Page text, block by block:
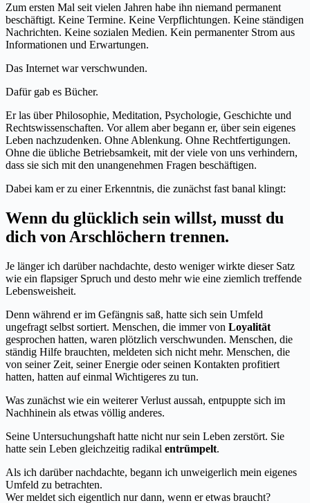
Zum ersten Mal seit vielen Jahren habe ihn niemand permanent
beschäftigt. Keine Termine. Keine Verpflichtungen. Keine ständigen
Nachrichten. Keine sozialen Medien. Kein permanenter Strom aus
Informationen und Erwartungen.
Das Internet war verschwunden.
Dafür gab es Bücher.
Er las über Philosophie, Meditation, Psychologie, Geschichte und
Rechtswissenschaften. Vor allem aber begann er, über sein eigenes
Leben nachzudenken. Ohne Ablenkung. Ohne Rechtfertigungen.
Ohne die übliche Betriebsamkeit, mit der viele von uns verhindern,
dass sie sich mit den unangenehmen Fragen beschäftigen.
Dabei kam er zu einer Erkenntnis, die zunächst fast banal klingt:
Wenn du glücklich sein willst, musst du
dich von Arschlöchern trennen.
Je länger ich darüber nachdachte, desto weniger wirkte dieser Satz
wie ein flapsiger Spruch und desto mehr wie eine ziemlich treffende
Lebensweisheit.
Denn während er im Gefängnis saß, hatte sich sein Umfeld
ungefragt selbst sortiert. Menschen, die immer von Loyalität
gesprochen hatten, waren plötzlich verschwunden. Menschen, die
ständig Hilfe brauchten, meldeten sich nicht mehr. Menschen, die
von seiner Zeit, seiner Energie oder seinen Kontakten profitiert
hatten, hatten auf einmal Wichtigeres zu tun.
Was zunächst wie ein weiterer Verlust aussah, entpuppte sich im
Nachhinein als etwas völlig anderes.
Seine Untersuchungshaft hatte nicht nur sein Leben zerstört. Sie
hatte sein Leben gleichzeitig radikal entrümpelt.
Als ich darüber nachdachte, begann ich unweigerlich mein eigenes
Umfeld zu betrachten.
Wer meldet sich eigentlich nur dann, wenn er etwas braucht?